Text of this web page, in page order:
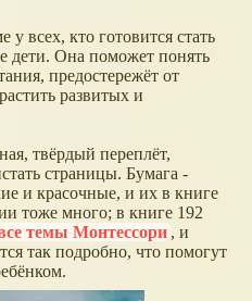
всех, кто готовится стать
дети. Она поможет понять
предостережёт от
развитых и
твёрдый переплёт,
страницы. Бумага -
и красочные, и их в книге
тоже много; в книге 192
темы Монтессори , и
так подробно, что помогут